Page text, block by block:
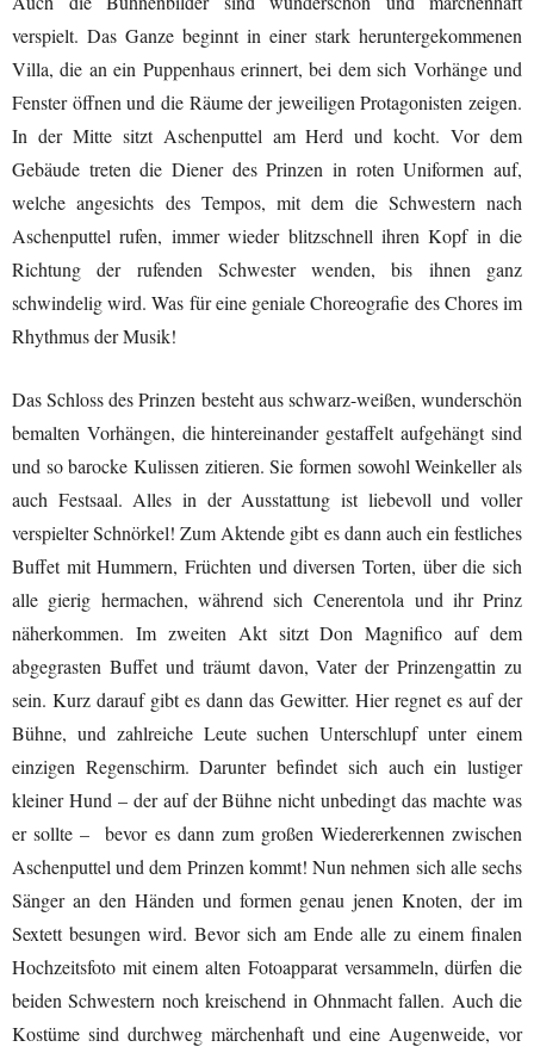
verspielt. Das Ganze beginnt in einer stark heruntergekommenen
Villa, die an ein Puppenhaus erinnert, bei dem sich Vorhänge und
Fenster öffnen und die Räume der jeweiligen Protagonisten zeigen.
In der Mitte sitzt Aschenputtel am Herd und kocht. Vor dem
Gebäude treten die Diener des Prinzen in roten Uniformen auf,
welche angesichts des Tempos, mit dem die Schwestern nach
Aschenputtel rufen, immer wieder blitzschnell ihren Kopf in die
Richtung der rufenden Schwester wenden, bis ihnen ganz
schwindelig wird. Was für eine geniale Choreografie des Chores im
Rhythmus der Musik!
Das Schloss des Prinzen besteht aus schwarz-weißen, wunderschön
bemalten Vorhängen, die hintereinander gestaffelt aufgehängt sind
und so barocke Kulissen zitieren. Sie formen sowohl Weinkeller als
auch Festsaal. Alles in der Ausstattung ist liebevoll und voller
verspielter Schnörkel! Zum Aktende gibt es dann auch ein festliches
Buffet mit Hummern, Früchten und diversen Torten, über die sich
alle gierig hermachen, während sichCenerentola und ihr Prinz
näherkommen. Im zweiten Akt sitzt Don Magnifico auf dem
abgegrasten Buffet und träumt davon, Vater der Prinzengattin zu
sein. Kurz darauf gibt es dann das Gewitter. Hier regnet es auf der
Bühne, und zahlreiche Leute suchen Unterschlupf unter einem
einzigen Regenschirm. Darunter befindet sich auch ein lustiger
kleiner Hund – der auf der Bühne nicht unbedingt das machte was
er sollte – bevor es dann zum großen Wiedererkennen zwischen
Aschenputtel und dem Prinzen kommt! Nun nehmen sich alle sechs
Sänger an den Händen und formen genau jenen Knoten, der im
Sextett besungen wird. Bevor sich am Ende alle zu einem finalen
Hochzeitsfoto mit einem alten Fotoapparat versammeln, dürfen die
beiden Schwestern noch kreischend in Ohnmacht fallen. Auch die
Kostüme sind durchweg märchenhaft und eine Augenweide, vor